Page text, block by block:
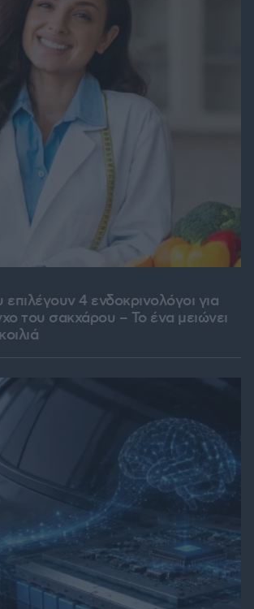
4 ενδοκρινολόγοι για
του σακχάρου – Το ένα μειώνει